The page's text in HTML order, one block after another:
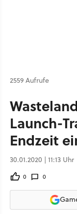
2559 Aufrufe
Launch-
Endzeit
30.01.2020 | 11:13 Uhr
0 0